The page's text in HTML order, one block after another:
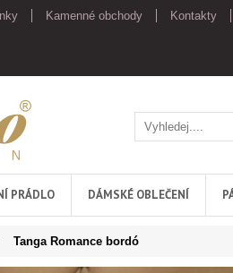
Kamenné obchody
Kontakty
PRÁDLO DÁMSKÉ OBLEČENÍ
Tanga Romance bordó